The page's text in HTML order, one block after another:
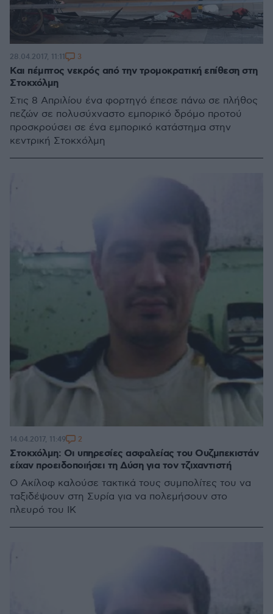
Και πέμπτος νεκρός από την τρομοκρατική επίθεση στη
Στοκχόλμη
Στις 8 Απριλίου ένα φορτηγό έπεσε πάνω σε πλήθος
πεζών σε πολυσύχναστο εμπορικό δρόμο προτού
προσκρούσει σε ένα εμπορικό κατάστημα στην
κεντρική Στοκχόλμη
28.04.2017, 11:11 3
Στοκχόλμη: Οι υπηρεσίες ασφαλείας του Ουζμπεκιστάν
είχαν προειδοποιήσει τη Δύση για τον τζιχαντιστή
Ο Ακίλοφ καλούσε τακτικά τους συμπολίτες του να
ταξιδέψουν στη Συρία για να πολεμήσουν στο
πλευρό του ΙΚ
14.04.2017, 11:49 2